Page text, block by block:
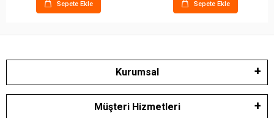
Sepete Ekle Sepete Ekle
Kurumsal
Müşteri Hizmetleri